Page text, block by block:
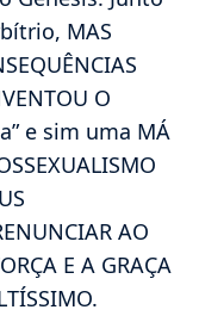
MAS
O
e sim uma MÁ
AO
E A GRAÇA